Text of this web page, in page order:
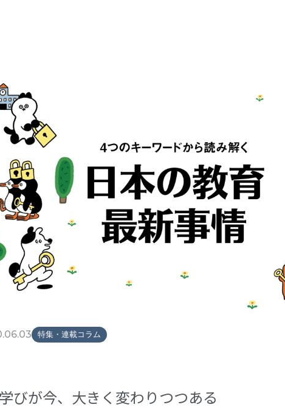
特集・連載コラム
びが今、大きく変わりつつある